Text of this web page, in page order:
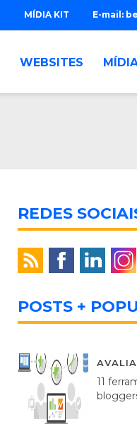
E-mail:
MÍDIA KIT
WEBSITES
REDES
POSTS +
11